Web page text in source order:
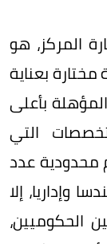
المركز، هو
بعناية
بأعلى
التي
محدودية عدد
الذي لا يتجاوز الـ20 مهندسا وإداريا، إلا
الحكوميين،